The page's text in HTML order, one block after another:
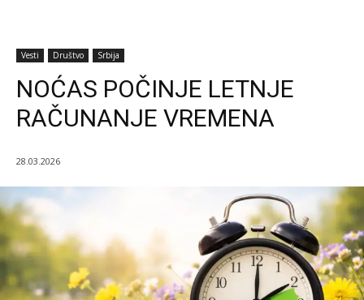
Vesti Društvo Srbija
NOĆAS POČINJE LETNJE
RAČUNANJE VREMENA
28.03.2026